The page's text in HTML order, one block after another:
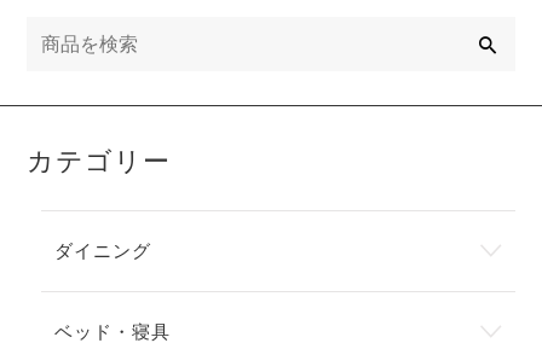
カテゴリー
ダイニング
ベッド・寝具